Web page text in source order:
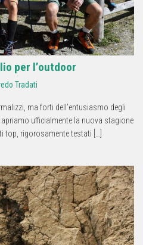
per l’outdoor
Tradati
ma forti dell’entusiasmo degli
ufficialmente la nuova stagione
top, rigorosamente testati […]